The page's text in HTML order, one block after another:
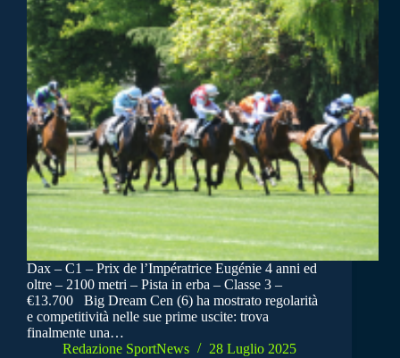
Dax – C1 – Prix de l’Impératrice Eugénie 4 anni ed
oltre – 2100 metri – Pista in erba – Classe 3 –
€13.700 Big Dream Cen (6) ha mostrato regolarità
e competitività nelle sue prime uscite: trova
finalmente una…
Redazione SportNews
28 Luglio 2025